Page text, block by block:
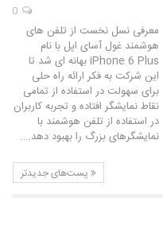
معرفی نسل نخست از تلفن های
هوشمند غول آسای اپل با نام
iPhone 6 Plus بهانه ای شد تا
این شرکت به فکر ارائه راه حلی
برای سهولت در استفاده از تمامی
نقاط نمایشگر افتاده و تجربه کاربران
در استفاده از تلفن هوشمند با
نمایشگرهای بزرگ را بهبود دهد.…
پست‌های جدیدتر